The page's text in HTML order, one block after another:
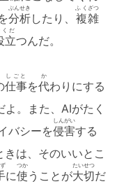
分析
ぶんせき
したり、 複雑
ふ くざつ
立
くだ
つんだ。
仕事
しごと
を代
か
わりにする
よ。また、AIがたく
バシーを侵害
しんがい
する
きは、そのいいとこ
に使
つか
うことが大切
たいせつ
だ